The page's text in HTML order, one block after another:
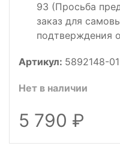
93 (Просьба
заказ для
подтверждения
Артикул: 5892148-01
Нет в наличии
5 790